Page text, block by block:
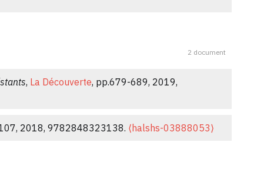
2 document
, La Découverte, pp.679-689, 2019,
2018, 9782848323138. ⟨halshs-03888053⟩